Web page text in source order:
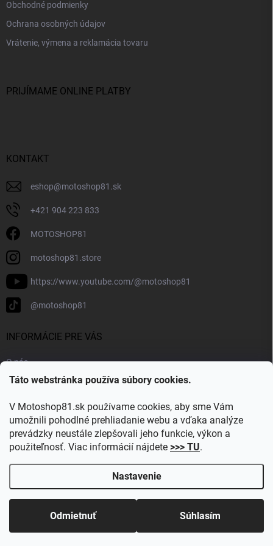
Táto webstránka používa súbory cookies.
V Motoshop81.sk používame cookies, aby sme Vám
umožnili pohodlné prehliadanie webu a vďaka analýze
prevádzky neustále zlepšovali jeho funkcie, výkon a
použiteľnosť. Viac informácií nájdete >>> TU.
Nastavenie
Odmietnuť Súhlasím
Obchodné podmienky
Ochrana osobných údajov
Vrátenie, výmena a reklamácia tovaru
PRIJÍMAME ONLINE PLATBY
KONTAKT
eshop@motoshop81.sk
+421 904 223 833
MOTOSHOP81
motoshop81.store
https://www.youtube.com/@motoshop81
@motoshop81
INFORMÁCIE PRE VÁS
O nás
Doprava a platba
Blog
Obľúbené kategórie
Vytvoril Shoptet
Copyright 2026Motoshop81.sk. Všetky práva vyhradené.Upraviť